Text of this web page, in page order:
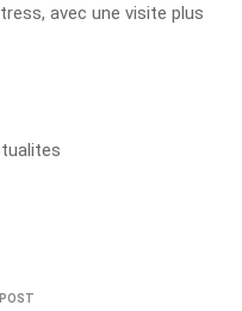
avec une visite plus